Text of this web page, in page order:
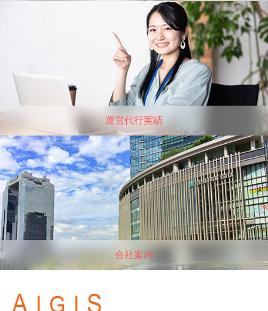
運営代行実績
会社案内